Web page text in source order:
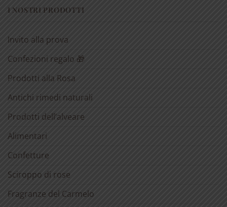
I NOSTRI PRODOTTI
Invito alla prova
Confezioni regalo 🎁
Prodotti alla Rosa
Antichi rimedi naturali
Prodotti dell’alveare
Alimentari
Confetture
Sciroppo di rose
Fragranze del Carmelo